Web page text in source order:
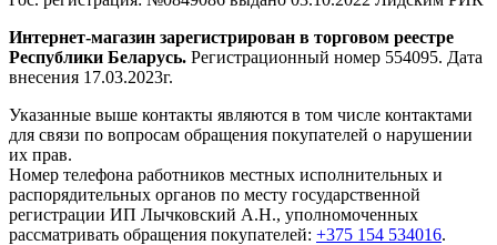
Интернет-магазин зарегистрирован в торговом реестре
Республики Беларусь. Регистрационный номер 554095. Дата
внесения 17.03.2023г.
Указанные выше контакты являются в том числе контактами
для связи по вопросам обращения покупателей о нарушении
их прав.
Номер телефона работников местных исполнительных и
распорядительных органов по месту государственной
регистрации ИП Лычковский А.Н., уполномоченных
рассматривать обращения покупателей: +375 154 534016.